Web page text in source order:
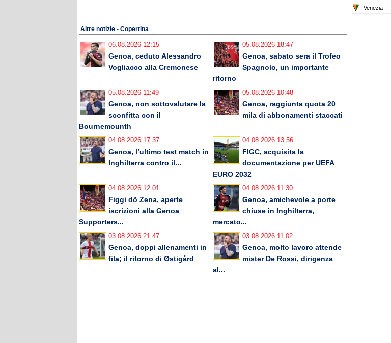
Altre notizie - Copertina
06.08.2026 12:15
Genoa, ceduto Alessandro
Vogliacco alla Cremonese
05.08.2026 18:47
Genoa, sabato sera il Trofeo
Spagnolo, un importante
ritorno
05.08.2026 11:49
Genoa, non sottovalutare la
sconfitta con il
Bournemounth
05.08.2026 10:48
Genoa, raggiunta quota 20
mila di abbonamenti staccati
04.08.2026 17:37
Genoa, l’ultimo test match in
Inghilterra contro il...
04.08.2026 13:56
FIGC, acquisita la
documentazione per UEFA
EURO 2032
04.08.2026 12:01
Figgi dö Zena, aperte
iscrizioni alla Genoa
Supporters...
04.08.2026 11:30
Genoa, amichevole a porte
chiuse in Inghilterra,
mercato...
03.08.2026 21:47
Genoa, doppi allenamenti in
fila; il ritorno di Østigård
03.08.2026 11:02
Genoa, molto lavoro attende
mister De Rossi, dirigenza
al...
Venezia